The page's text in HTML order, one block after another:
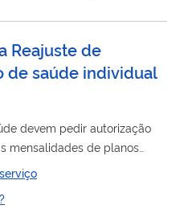
Reajuste de
de saúde individual
devem pedir autorização
mensalidades de planos
médico-hospitalar. O
Gestão Eletrônica de